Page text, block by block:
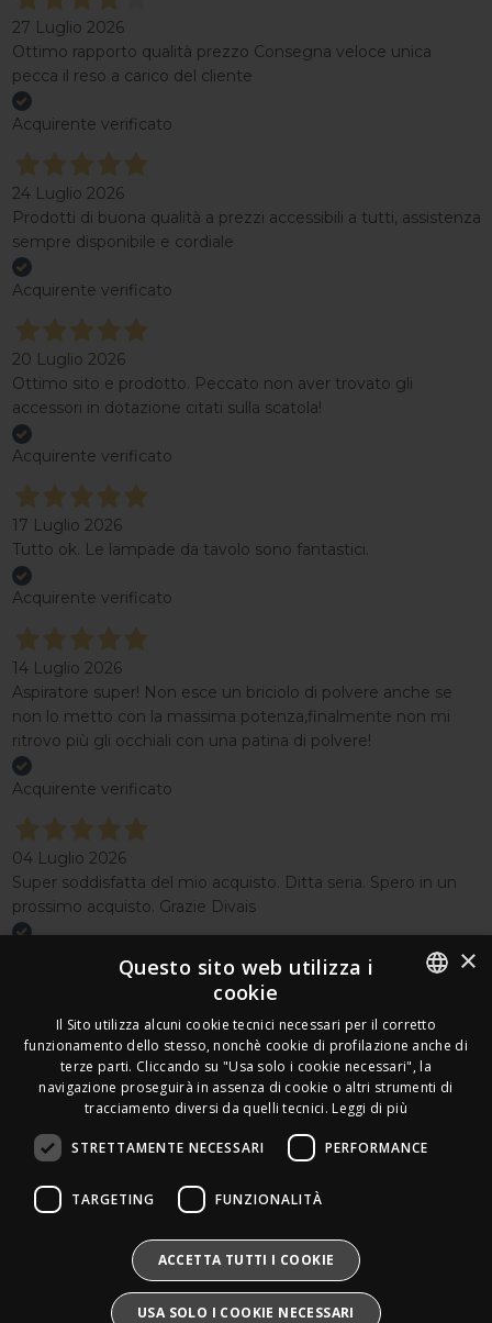
27 Luglio 2026
Ottimo rapporto qualità prezzo Consegna veloce unica
pecca il reso a carico del cliente
Acquirente verificato
24 Luglio 2026
Prodotti di buona qualità a prezzi accessibili a tutti, assistenza
sempre disponibile e cordiale
Acquirente verificato
20 Luglio 2026
Ottimo sito e prodotto. Peccato non aver trovato gli
accessori in dotazione citati sulla scatola!
Acquirente verificato
17 Luglio 2026
Tutto ok. Le lampade da tavolo sono fantastici.
Acquirente verificato
14 Luglio 2026
Aspiratore super! Non esce un briciolo di polvere anche se
non lo metto con la massima potenza,finalmente non mi
ritrovo più gli occhiali con una patina di polvere!
Acquirente verificato
04 Luglio 2026
Super soddisfatta del mio acquisto. Ditta seria. Spero in un
prossimo acquisto. Grazie Divais
Seguici
Newsletter
Leds Electronics di Stabile Dario
Via Annamaria Ortese 33 - 80144 Napoli
Info@divais.it Telefono:08118098352
Pec:ledselectronics@pec.it
ITALIAN
FRENCH
GERMAN
ENGLISH
×
Questo sito web utilizza i
cookie
Il Sito utilizza alcuni cookie tecnici necessari per il corretto
funzionamento dello stesso, nonchè cookie di profilazione anche di
terze parti. Cliccando su "Usa solo i cookie necessari", la
navigazione proseguirà in assenza di cookie o altri strumenti di
tracciamento diversi da quelli tecnici. Leggi di più
STRETTAMENTE NECESSARI PERFORMANCE
TARGETING FUNZIONALITÀ
ACCETTA TUTTI I COOKIE
USA SOLO I COOKIE NECESSARI